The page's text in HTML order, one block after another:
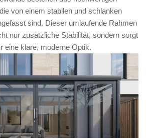
von einem stabilen und schlanken
sind. Dieser umlaufende Rahmen
nur zusätzliche Stabilität, sondern sorgt
eine klare, moderne Optik.